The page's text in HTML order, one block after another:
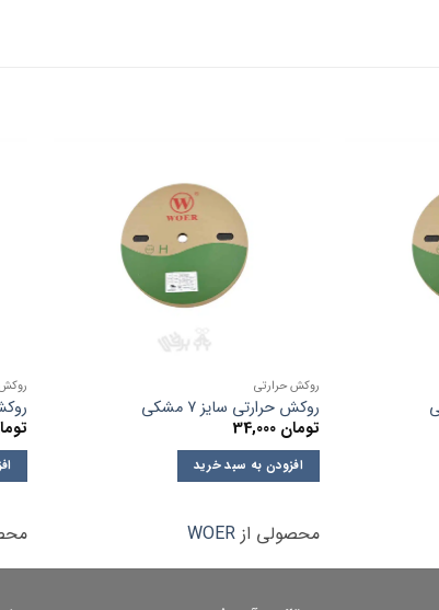
روکش حرارتی
روکش حرارتی سایز 7 مشکی
تومان 34,000
افزودن به سبد خرید
محصولی ازWOER
روکش